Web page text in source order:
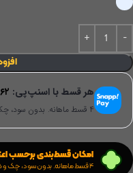
هر قسط با اسنپ‌پی:
۴ قسط ماهانه. بدون سود، چک و ضامن.
امکان قسط‌بندی برحسب
۴ قسط ماهانه. بدون سود، چک و ضامن.